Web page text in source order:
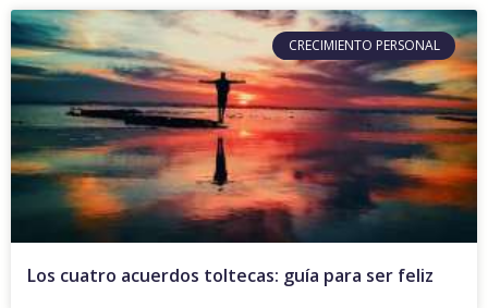
CRECIMIENTO PERSONAL
Los cuatro acuerdos toltecas: guía para ser feliz